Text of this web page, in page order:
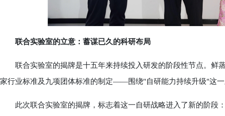
联合实验室的立意：蓄谋已久的科研布局
联合实验室的揭牌是十五年来持续投入研发的阶段性节点。鲜
家行业标准及九项团体标准的制定——围绕"自研能力持续升级"这
此次联合实验室的揭牌，标志着这一自研战略进入了新的阶段